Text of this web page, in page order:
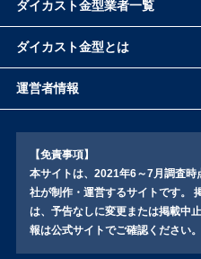
七宝金型工業
戸田精密工業
小出製作所
明和製作所
コトブキ精機
大久保金型工業
魚岸精機工業
吉田金型工業
ダイカスト金型業者一覧
ダイカスト金型とは
運営者情報
【免責事項】
本サイトは、2021年6～7月調査
社が制作・運営するサイトです。
は、予告なしに変更または掲載中
報は公式サイトでご確認ください。